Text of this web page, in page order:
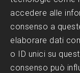
Trattamenti
accedere alle
consenso a
elaborare dati
o ID unici su
consenso può